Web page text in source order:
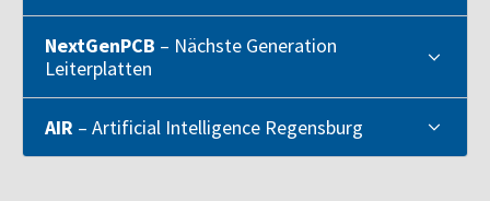
NextGenPCB – Nächste Generation
Leiterplatten
AIR – Artificial Intelligence Regensburg